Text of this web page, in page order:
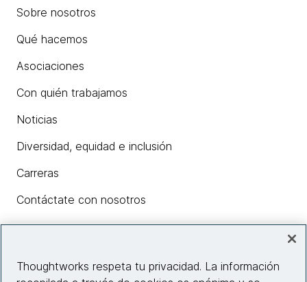
Sobre nosotros
Qué hacemos
Asociaciones
Con quién trabajamos
Noticias
Diversidad, equidad e inclusión
Carreras
Contáctate con nosotros
Thoughtworks respeta tu privacidad. La información